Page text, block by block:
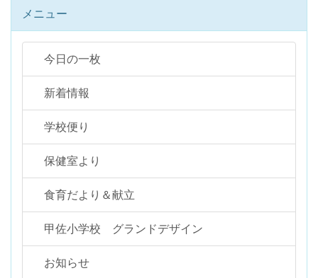
メニュー
今日の一枚
新着情報
学校便り
保健室より
食育だより＆献立
甲佐小学校 グランドデザイン
お知らせ